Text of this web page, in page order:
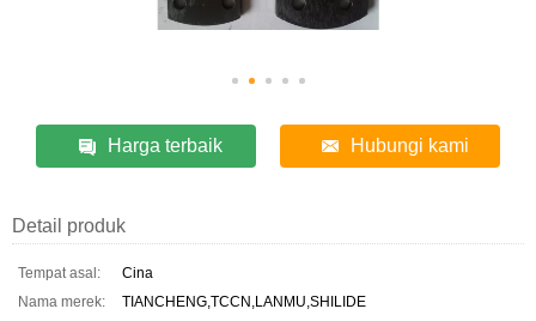
Harga terbaik Hubungi kami
Detail produk
Tempat asal:
Cina
Nama merek:
TIANCHENG,TCCN,LANMU,SHILIDE